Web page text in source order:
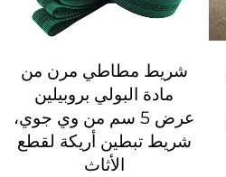
شريط مطاطي مرن من
مادة البولي بروبيلين
عرض 5 سم من وي جوي،
شريط تبطين أريكة لقطع
الأثاث